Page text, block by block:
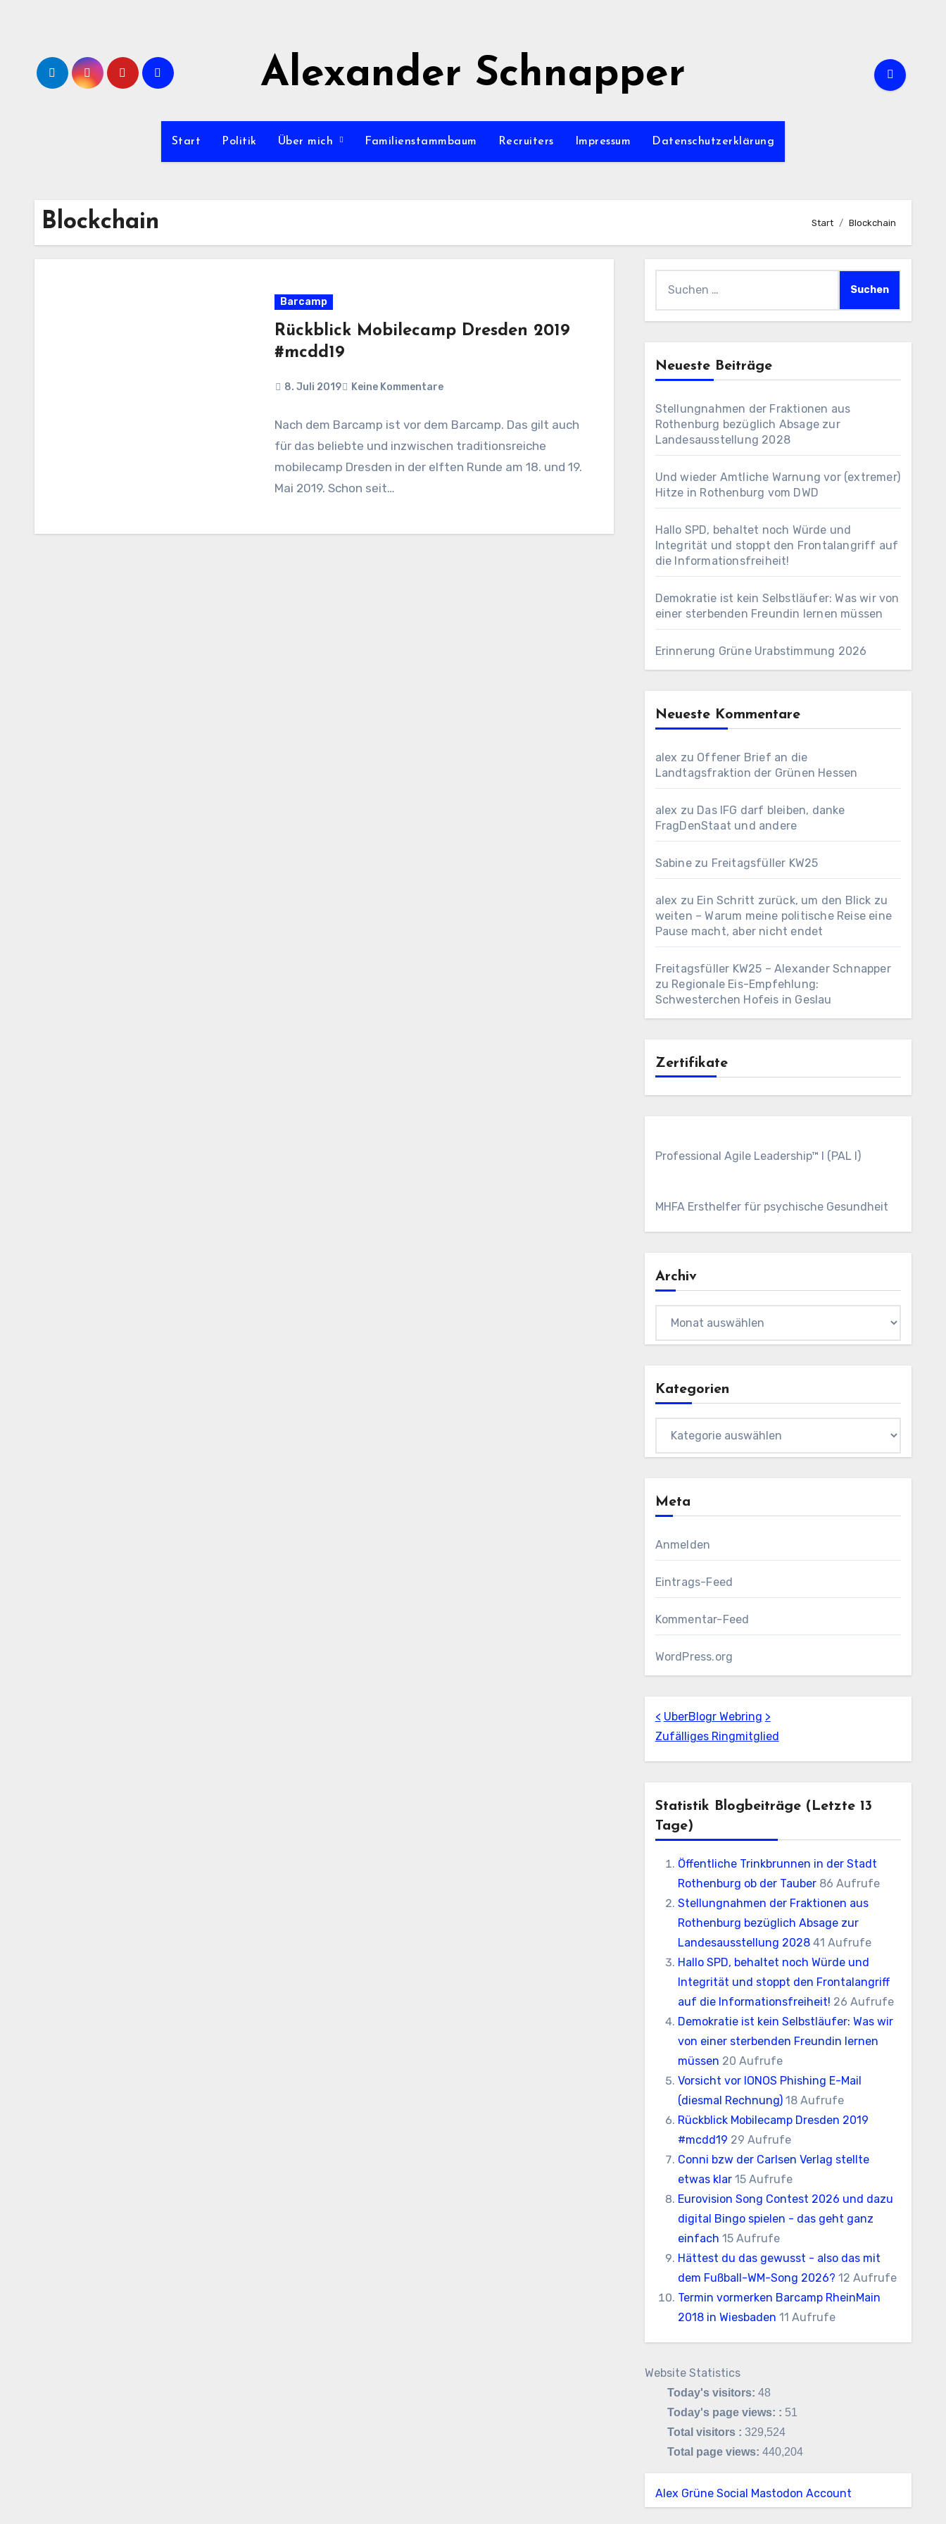
Alexander Schnapper
Start Politik Über mich Familienstammbaum Recruiters Impressum Datenschutzerklärung
Blockchain Start Blockchain
Barcamp
Rückblick Mobilecamp Dresden 2019
#mcdd19
8. Juli 2019 Keine Kommentare
Nach dem Barcamp ist vor dem Barcamp. Das gilt auch
für das beliebte und inzwischen traditionsreiche
mobilecamp Dresden in der elften Runde am 18. und 19.
Mai 2019. Schon seit…
nach:
Neueste Beiträge
Stellungnahmen der Fraktionen aus
Rothenburg bezüglich Absage zur
Landesausstellung 2028
Und wieder Amtliche Warnung vor (extremer)
Hitze in Rothenburg vom DWD
Hallo SPD, behaltet noch Würde und
Integrität und stoppt den Frontalangriff auf
die Informationsfreiheit!
Demokratie ist kein Selbstläufer: Was wir von
einer sterbenden Freundin lernen müssen
Erinnerung Grüne Urabstimmung 2026
Neueste Kommentare
alex zu Offener Brief an die
Landtagsfraktion der Grünen Hessen
alex zu Das IFG darf bleiben, danke
FragDenStaat und andere
Sabinezu Freitagsfüller KW25
alex zu Ein Schritt zurück, um den Blick zu
weiten – Warum meine politische Reise eine
Pause macht, aber nicht endet
Freitagsfüller KW25 – Alexander Schnapper
zu Regionale Eis-Empfehlung:
Schwesterchen Hofeis in Geslau
Zertifikate
Professional Agile Leadership™ I (PAL I)
MHFA Ersthelfer für psychische Gesundheit
Archiv
Kategorien
Meta
Anmelden
Eintrags-Feed
Kommentar-Feed
WordPress.org
< UberBlogr Webring >
Zufälliges Ringmitglied
Statistik Blogbeiträge (letzte 13
Tage)
Öffentliche Trinkbrunnen in der Stadt
Rothenburg ob der Tauber 86 Aufrufe
Stellungnahmen der Fraktionen aus
Rothenburg bezüglich Absage zur
Landesausstellung 2028 41 Aufrufe
Hallo SPD, behaltet noch Würde und
Integrität und stoppt den Frontalangriff
auf die Informationsfreiheit! 26 Aufrufe
Demokratie ist kein Selbstläufer: Was wir
von einer sterbenden Freundin lernen
müssen 20 Aufrufe
Vorsicht vor IONOS Phishing E-Mail
(diesmal Rechnung) 18 Aufrufe
Rückblick Mobilecamp Dresden 2019
#mcdd19 29 Aufrufe
Conni bzw der Carlsen Verlag stellte
etwas klar 15 Aufrufe
Eurovision Song Contest 2026 und dazu
digital Bingo spielen - das geht ganz
einfach 15 Aufrufe
Hättest du das gewusst - also das mit
dem Fußball-WM-Song 2026? 12 Aufrufe
Termin vormerken Barcamp RheinMain
2018 in Wiesbaden 11 Aufrufe
Website Statistics
Today's visitors: 48
Today's page views: : 51
Total visitors : 329,524
Total page views: 440,204
Alex Grüne Social Mastodon Account